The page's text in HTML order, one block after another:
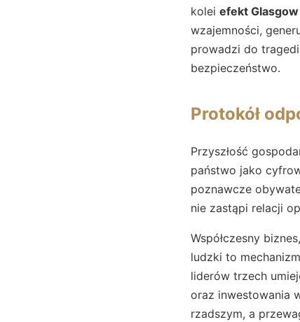
kolei efekt Glasgow
wzajemności,
prowadzi do
bezpieczeństwo.
Protokół
Przyszłość
państwo jako
poznawcze
nie zastąpi relacji
Współczesny
ludzki to
liderów trzech
oraz inwestowania
rzadszym, a